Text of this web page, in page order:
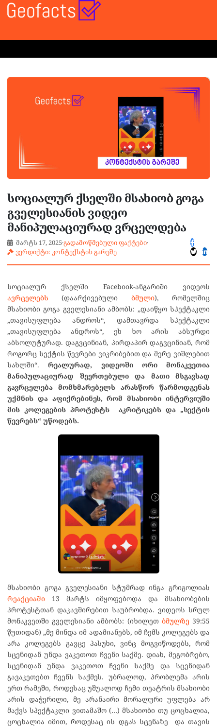
სოციალურ ქსელში მსახიობ გოგა
გველესიანის ვიდეო
მანიპულაციურად ვრცელდება
მარტს 17, 2025·გადამოწმებული ფაქტები·
ვერდიქტი: კონტექსტის გარეშე
სოციალურ ქსელში Facebook-ანგარიში ვიდეოს
ავრცელებს (დაარქივებული ბმული), რომელშიც
მსახიობი გოგა გველესიანი ამბობს: „დაიწყო სპექტაკლი
„თავისუფლება ანდროს“, დამთავრდა სპექტაკლი
„თავისუფლება ანდროს“, ეხ ხო არის აბსურდი
აბსოლუტურად. დაგვცინიან, პირდაპირ დაგვცინიან, რომ
როგორც სექტის წევრები ვიკრიბებით და მერე ვიშლებით
სახლში“.რეალურად, ვიდეოში ორი მონაკვეთია
მანიპულაციურად შეერთებული და მათი მსგავსად
გავრცელება მომხმარებელს არასწორ წარმოდგენას
უქმნის და აფიქრებინეს, რომ მსახიობი ინტერვიუში
მის კოლეგების პროტესტს აკრიტიკებს და „სექტის
წევრებს“ უწოდებს.
მსახიობი გოგა გველესიანი სტუმრად ინგა გრიგოლიას
რეაქციაში 13 მარტს იმყოფებოდა და მსახიობების
პროტესტთან დაკავშირებით საუბრობდა. ვიდეოს სრულ
მონაკვეთში გველესიანი ამბობს: (იხილეთ ბმულზე 39:55
წუთიდან) „მე მინდა იმ ადამიანებს, იმ ჩემს კოლეგებს და
არა კოლეგებს გავცე პასუხი, ვინც მოგვიწოდებს, რომ
სცენიდან უნდა ვაკეთოთ ჩვენი საქმე. დიახ, მეგობრებო,
სცენიდან უნდა ვაკეთოთ ჩვენი საქმე და სცენიდან
გავაკეთებთ ჩვენს საქმეს. უბრალოდ, პრობლემა არის
ერთ რამეში, როდესაც უშუალოდ ჩემი თეატრის მსახიობი
არის დაჭერილი, მე არანაირი მორალური უფლება არ
მაქვს სპექტაკლი ვითამაშო (…) მსახიობი თუ ცოცხალია,
ცოცხალია იმით, როდესაც ის დგას სცენაზე და თავის